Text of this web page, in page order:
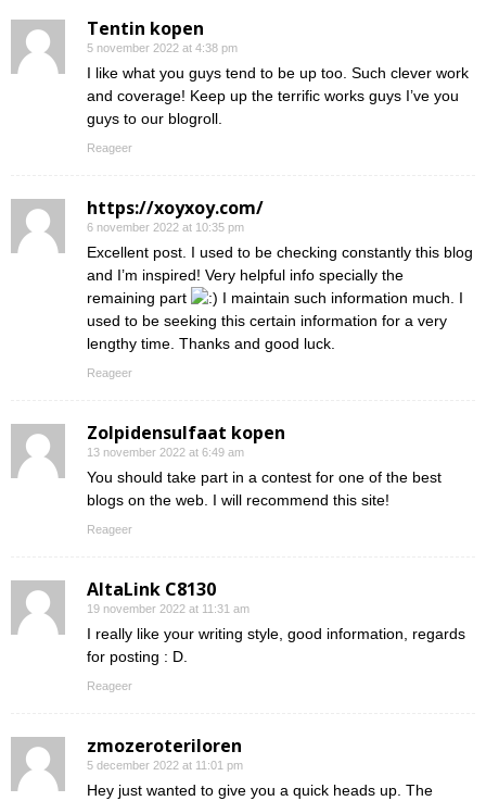
Tentin kopen
5 november 2022 at 4:38 pm
I like what you guys tend to be up too. Such clever work
and coverage! Keep up the terrific works guys I’ve you
guys to our blogroll.
Reageer
https://xoyxoy.com/
6 november 2022 at 10:35 pm
Excellent post. I used to be checking constantly this blog
and I’m inspired! Very helpful info specially the
remaining part
I maintain such information much. I
used to be seeking this certain information for a very
lengthy time. Thanks and good luck.
Reageer
Zolpidensulfaat kopen
13 november 2022 at 6:49 am
You should take part in a contest for one of the best
blogs on the web. I will recommend this site!
Reageer
AltaLink C8130
19 november 2022 at 11:31 am
I really like your writing style, good information, regards
for posting : D.
Reageer
zmozeroteriloren
5 december 2022 at 11:01 pm
Hey just wanted to give you a quick heads up. The